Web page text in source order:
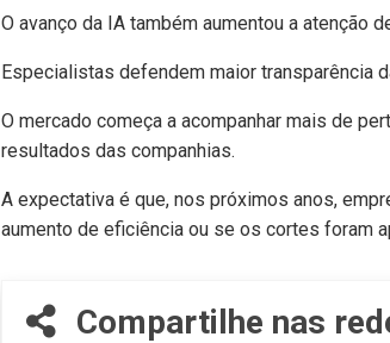
O avanço da IA também aumentou a atenção
Especialistas defendem maior transparência
O mercado começa a acompanhar mais de
resultados das companhias.
A expectativa é que, nos próximos anos,
aumento de eficiência ou se os cortes foram
Compartilhe nas